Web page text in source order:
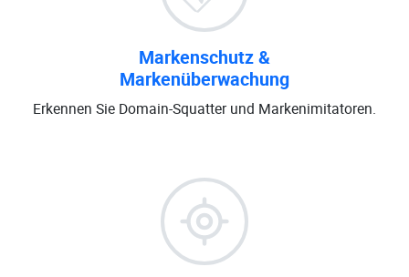
Markenschutz &
Markenüberwachung
Erkennen Sie Domain-Squatter und Markenimitatoren.